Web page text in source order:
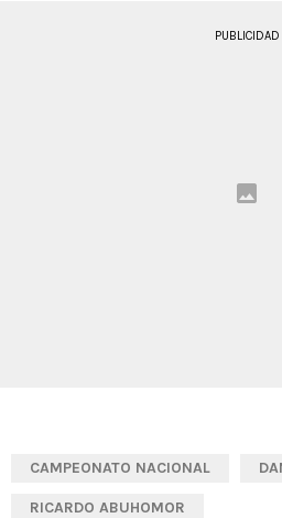
PUBLICIDAD
CAMPEONATO NACIONAL
RICARDO ABUHOMOR